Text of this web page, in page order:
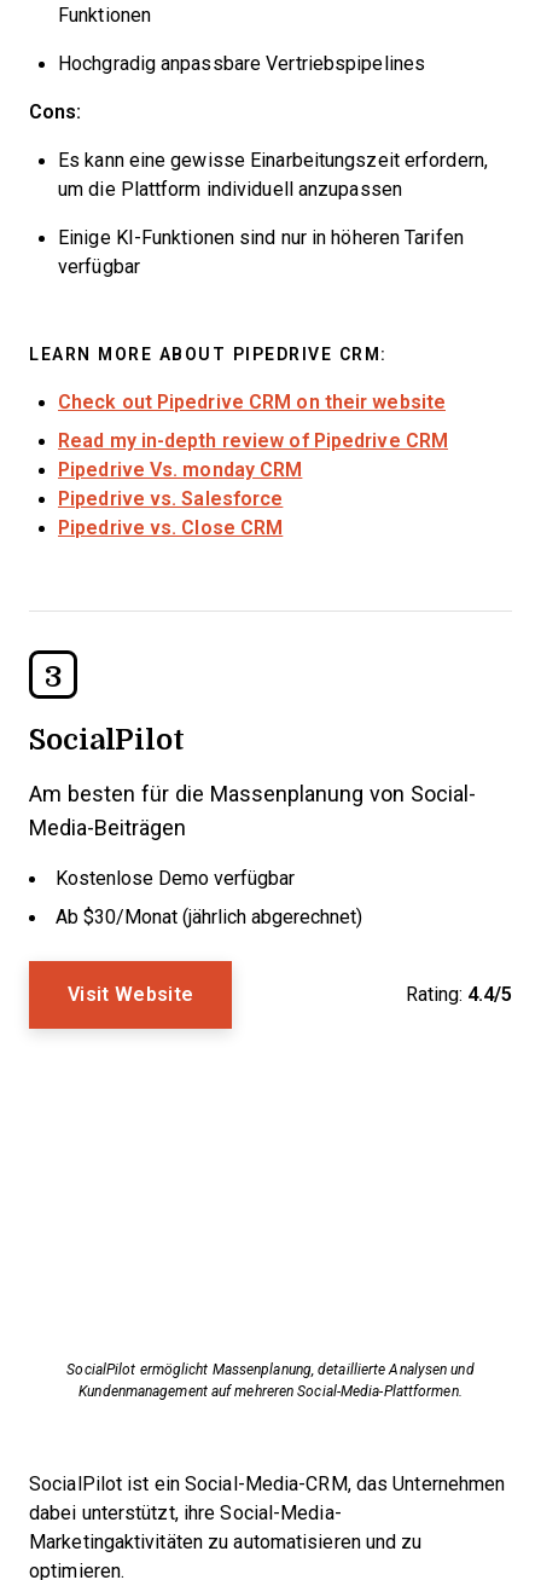
Funktionen
Hochgradig anpassbare Vertriebspipelines
Cons:
Es kann eine gewisse Einarbeitungszeit erfordern,
um die Plattform individuell anzupassen
Einige KI-Funktionen sind nur in höheren Tarifen
verfügbar
LEARN MORE ABOUT PIPEDRIVE CRM:
Check out Pipedrive CRM on their website
Read my in-depth review of Pipedrive CRM
Pipedrive Vs. monday CRM
Pipedrive vs. Salesforce
Pipedrive vs. Close CRM
3
SocialPilot
Am besten für die Massenplanung von Social-
Media-Beiträgen
Kostenlose Demo verfügbar
Ab $30/Monat (jährlich abgerechnet)
Visit Website Rating: 4.4/5
SocialPilot ermöglicht Massenplanung, detaillierte Analysen und
Kundenmanagement auf mehreren Social-Media-Plattformen.
SocialPilot ist ein Social-Media-CRM, das Unternehmen
dabei unterstützt, ihre Social-Media-
Marketingaktivitäten zu automatisieren und zu
optimieren.